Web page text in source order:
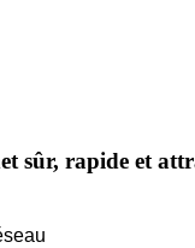
sûr, rapide et